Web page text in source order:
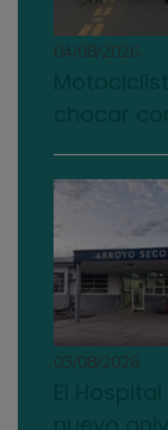
04/08/2026
03/08/2026